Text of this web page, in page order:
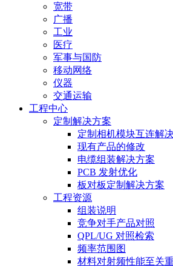
宽带
广播
工业
医疗
军事与国防
移动网络
仪器
交通运输
工程中心
定制解决方案
定制相机模块互连解
现有产品的修改
电缆组装解决方案
PCB 发射优化
板对板定制解决方案
工程资源
组装说明
竞争对手产品对照
QPL/UG 对照检索
频率范围图
材料对射频性能至关